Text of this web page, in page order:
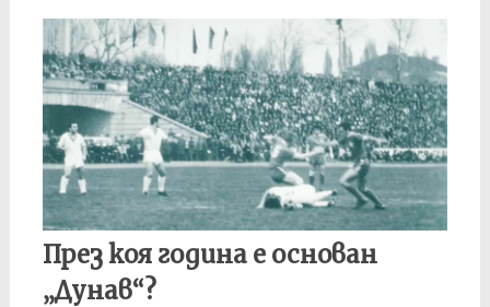
През коя година е основан
„Дунав“?